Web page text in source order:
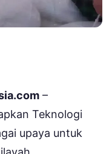
–
Teknologi
upaya untuk